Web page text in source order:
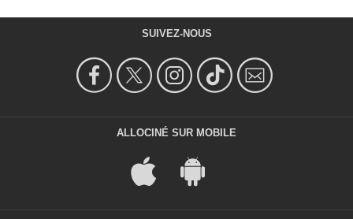
SUIVEZ-NOUS
ALLOCINÉ SUR MOBILE